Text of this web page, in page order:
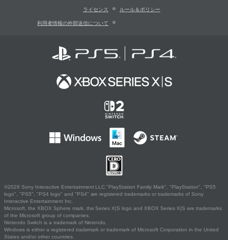
ライセンス ルール＆ポリシー
利用者情報の外部送信について
©2026 Sony Interactive Entertainment LLC."PlayStation Family Mark", "PlayStation", "PS5
logo", "PS5", "PS4 logo" and "PS4" are registered trademarks or trademarks of Sony
Interactive Entertainment Inc.
Microsoft, the XBOX Sphere mark, the Series X|S logo and XBOX Series X|S are trademarks
of the Microsoft group of companies.
Nintendo Switch is a trademark of Nintendo.
Windows is either a registered trademark or trademark of Microsoft Corporation in the United
States and/or other countries.